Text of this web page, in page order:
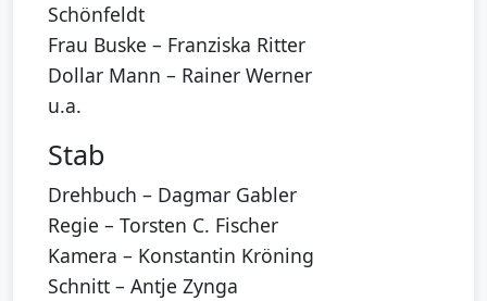
Schönfeldt
Frau Buske – Franziska Ritter
Dollar Mann – Rainer Werner
u.a.
Stab
Drehbuch – Dagmar Gabler
Regie – Torsten C. Fischer
Kamera – Konstantin Kröning
Schnitt – Antje Zynga